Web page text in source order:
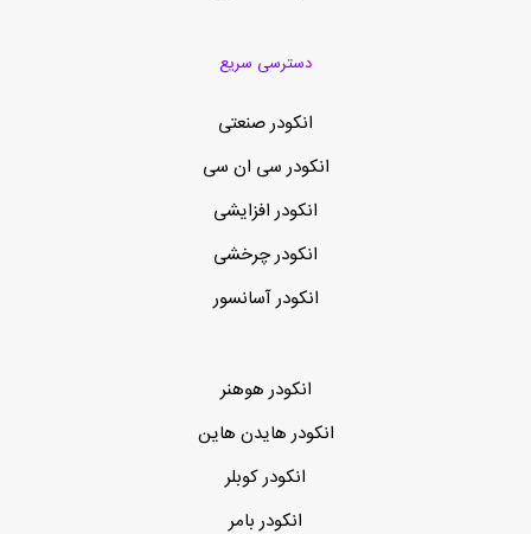
دسترسی سریع
انکودر صنعتی
انکودر سی ان سی
انکودر افزایشی
انکودر چرخشی
انکودر آسانسور
انکودر هوهنر
انکودر هایدن هاین
انکودر کوبلر
انکودر بامر